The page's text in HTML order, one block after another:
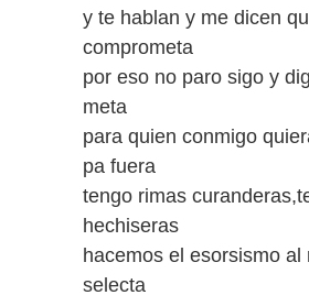
y te hablan y me dicen
comprometa
por eso no paro sigo y
meta
para quien conmigo
pa fuera
tengo rimas
hechiseras
hacemos el esorsismo al
selecta